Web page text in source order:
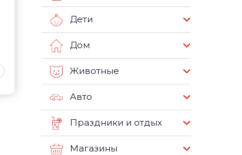
Дети
Дом
Животные
Авто
Праздники и отдых
Магазины